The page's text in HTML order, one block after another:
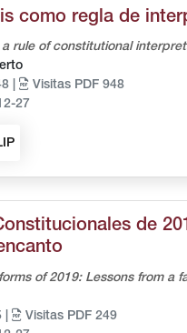
como regla de
a rule of constitutional
|
Visitas PDF 948
27
de
of 2019: Lessons from
|
Visitas PDF 249